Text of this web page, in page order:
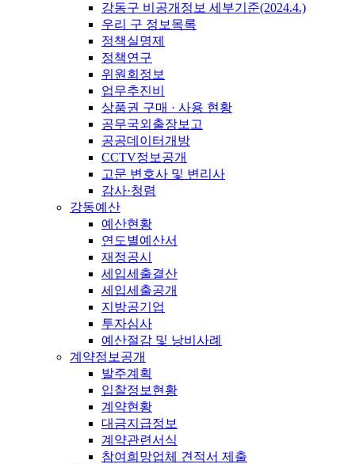
강동구 비공개정보 세부기준(2024.4.)
우리 구 정보목록
정책실명제
정책연구
위원회정보
업무추진비
상품권 구매 · 사용 현황
공무국외출장보고
공공데이터개방
CCTV정보공개
고문 변호사 및 변리사
감사·청렴
강동예산
예산현황
연도별예산서
재정공시
세입세출결산
세입세출공개
지방공기업
투자심사
예산절감 및 낭비사례
계약정보공개
발주계획
입찰정보현황
계약현황
대금지급정보
계약관련서식
참여희망업체 견적서 제출